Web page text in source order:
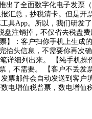
了全面数字化电子发票
汇总，抄税清卡。但是
具App。所以，我们研发
注销掉，不仅省去税盘
】：客户扫你手机上生成
头信息，不需要你再次
详细列出来。 【纯手机
不需要。 【客户不丢
票邮件会自动发送到客
电增值税普票，数电增